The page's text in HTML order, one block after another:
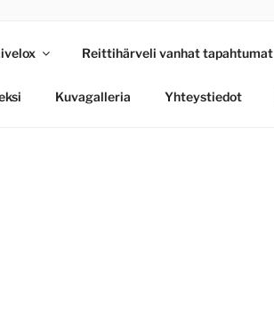
Reittihärveli vanhat tapahtumat
Kuvagalleria Yhteystiedot